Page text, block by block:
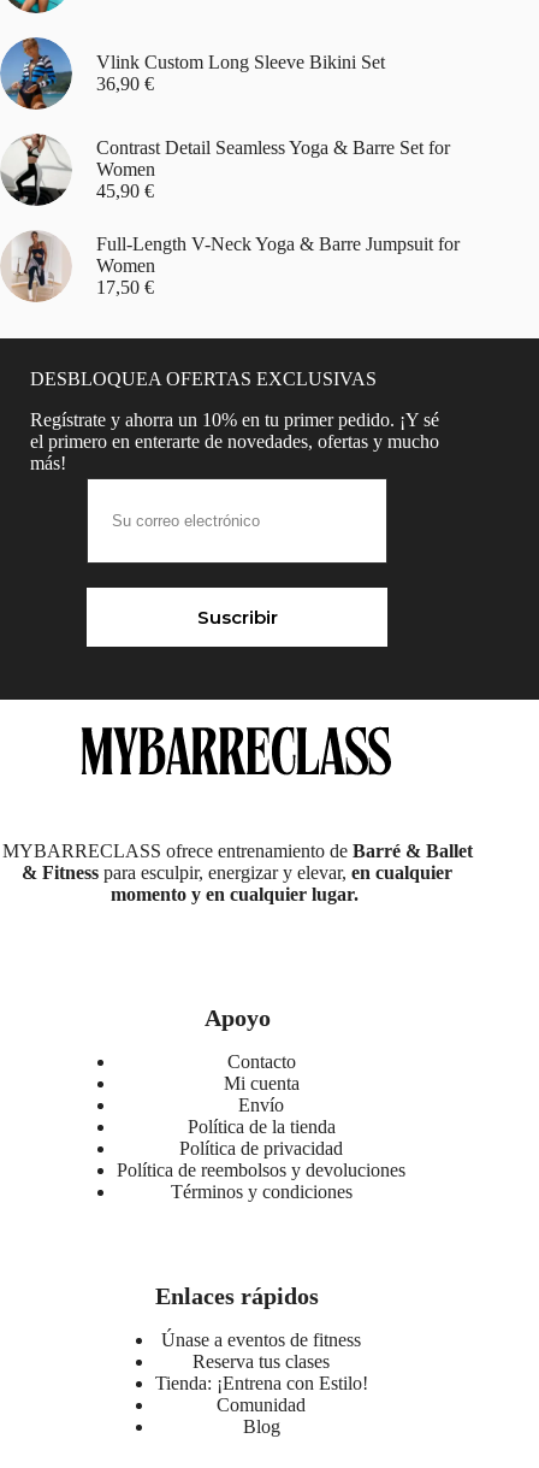
Vlink Custom Long Sleeve Bikini Set
36,90 €
Contrast Detail Seamless Yoga & Barre Set for
Women
45,90 €
Full-Length V-Neck Yoga & Barre Jumpsuit for
Women
17,50 €
DESBLOQUEA OFERTAS EXCLUSIVAS
Regístrate y ahorra un 10% en tu primer pedido. ¡Y sé
el primero en enterarte de novedades, ofertas y mucho
más!
Suscribir
MYBARRECLASS ofrece entrenamiento deBarré & Ballet
& Fitness para esculpir, energizar y elevar,en cualquier
momento y en cualquier lugar.
Apoyo
Contacto
Mi cuenta
Envío
Política de la tienda
Política de privacidad
Política de reembolsos y devoluciones
Términos y condiciones
Enlaces rápidos
Únase a eventos de fitness
Reserva tus clases
Tienda: ¡Entrena con Estilo!
Comunidad
Blog